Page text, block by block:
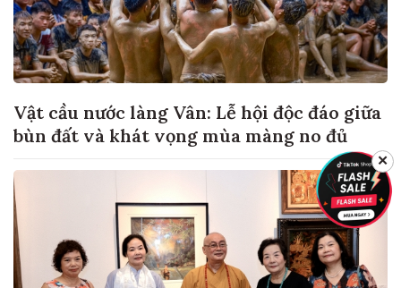
Vật cầu nước làng Vân: Lễ hội độc đáo giữa
bùn đất và khát vọng mùa màng no đủ
✕